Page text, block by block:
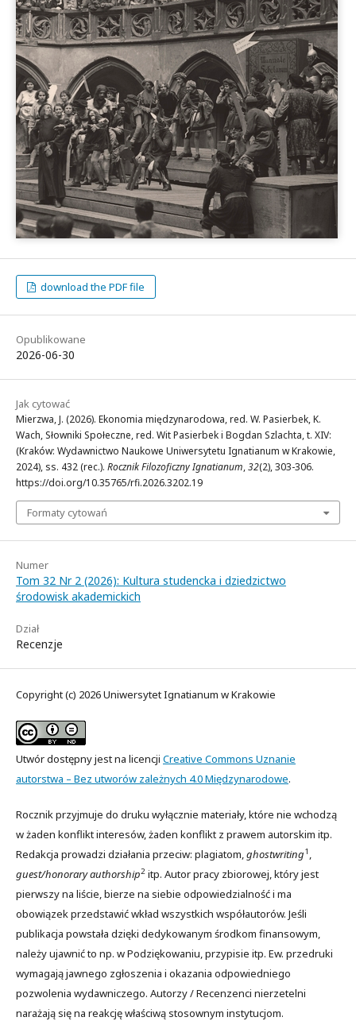
download the PDF file
Opublikowane
2026-06-30
Jak cytować
Mierzwa, J. (2026). Ekonomia międzynarodowa, red. W. Pasierbek, K.
Wach, Słowniki Społeczne, red. Wit Pasierbek i Bogdan Szlachta, t. XIV:
(Kraków: Wydawnictwo Naukowe Uniwersytetu Ignatianum w Krakowie,
2024), ss. 432 (rec.). Rocznik Filozoficzny Ignatianum,32(2), 303-306.
https://doi.org/10.35765/rfi.2026.3202.19
Formaty cytowań
Numer
Tom 32 Nr 2 (2026): Kultura studencka i dziedzictwo
środowisk akademickich
Dział
Recenzje
Copyright (c) 2026 Uniwersytet Ignatianum w Krakowie
Utwór dostępny jest na licencji Creative Commons Uznanie
autorstwa – Bez utworów zależnych 4.0 Międzynarodowe.
Rocznik przyjmuje do druku wyłącznie materiały, które nie wchodzą
w żaden konflikt interesów, żaden konflikt z prawem autorskim itp.
Redakcja prowadzi działania przeciw: plagiatom,ghostwriting1 ,
guest/honorary authorship2 itp. Autor pracy zbiorowej, który jest
pierwszy na liście, bierze na siebie odpowiedzialność i ma
obowiązek przedstawić wkład wszystkich współautorów. Jeśli
publikacja powstała dzięki dedykowanym środkom finansowym,
należy ujawnić to np. w Podziękowaniu, przypisie itp. Ew. przedruki
wymagają jawnego zgłoszenia i okazania odpowiedniego
pozwolenia wydawniczego. Autorzy / Recenzenci nierzetelni
narażają się na reakcję właściwą stosownym instytucjom.